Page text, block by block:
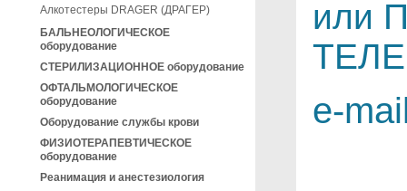
Алкотестеры DRAGER (ДРАГЕР)
БАЛЬНЕОЛОГИЧЕСКОЕ
оборудование
СТЕРИЛИЗАЦИОННОЕ оборудование
ОФТАЛЬМОЛОГИЧЕСКОЕ
оборудование
Оборудование службы крови
ФИЗИОТЕРАПЕВТИЧЕСКОЕ
оборудование
Реанимация и анестезиология
или
e-